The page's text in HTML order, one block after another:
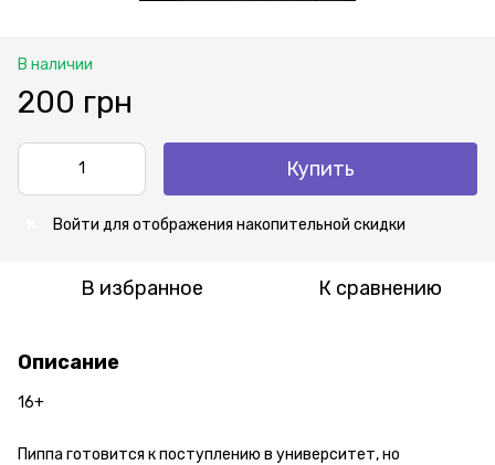
В наличии
200 грн
Купить
Войти для отображения накопительной скидки
В избранное К сравнению
Описание
16+
Пиппа готовится к поступлению в университет, но